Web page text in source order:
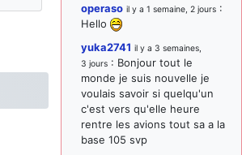
operaso il y a 1 semaine, 2 jours :
Hello
yuka2741 il y a 3 semaines,
3 jours : Bonjour tout le
monde je suis nouvelle je
voulais savoir si quelqu'un
c'est vers qu'elle heure
rentre les avions tout sa a la
base 105 svp